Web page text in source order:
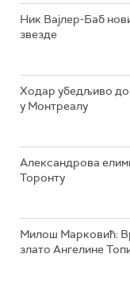
Ник Вајлер-Баб
звезде
Ходар убедљиво до
у Монтреалу
Александрова
Торонту
Милош Марковић:
злато Ангелине